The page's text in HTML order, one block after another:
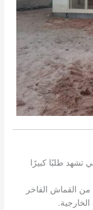
تشهد طلبًا كبيرًا
القماش الفاخر